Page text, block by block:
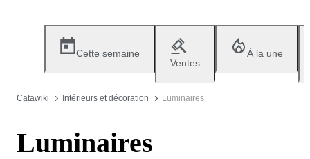
Cette semaine
Ventes
À la une
Catawiki Intérieurs et décoration Luminaires
Luminaires